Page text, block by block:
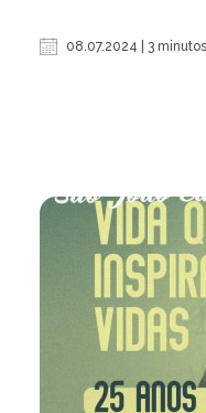
08.07.2024 | 3